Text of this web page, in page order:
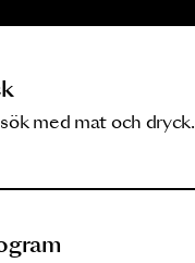
med mat och dryck.